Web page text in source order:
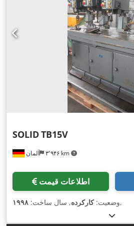
آلمان ۳٬۹۴۶ km
SOLIDTB15V
اطلاعات قیمت
وضعیت:کارکرده, سال ساخت: ۱۹۹۸ ,